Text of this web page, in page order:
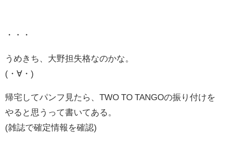
・・・
うめきち、大野担失格なのかな。
(・∀・)
帰宅してパンフ見たら、TWO TO TANGOの振り付けを
やると思うって書いてある。
(雑誌で確定情報を確認)